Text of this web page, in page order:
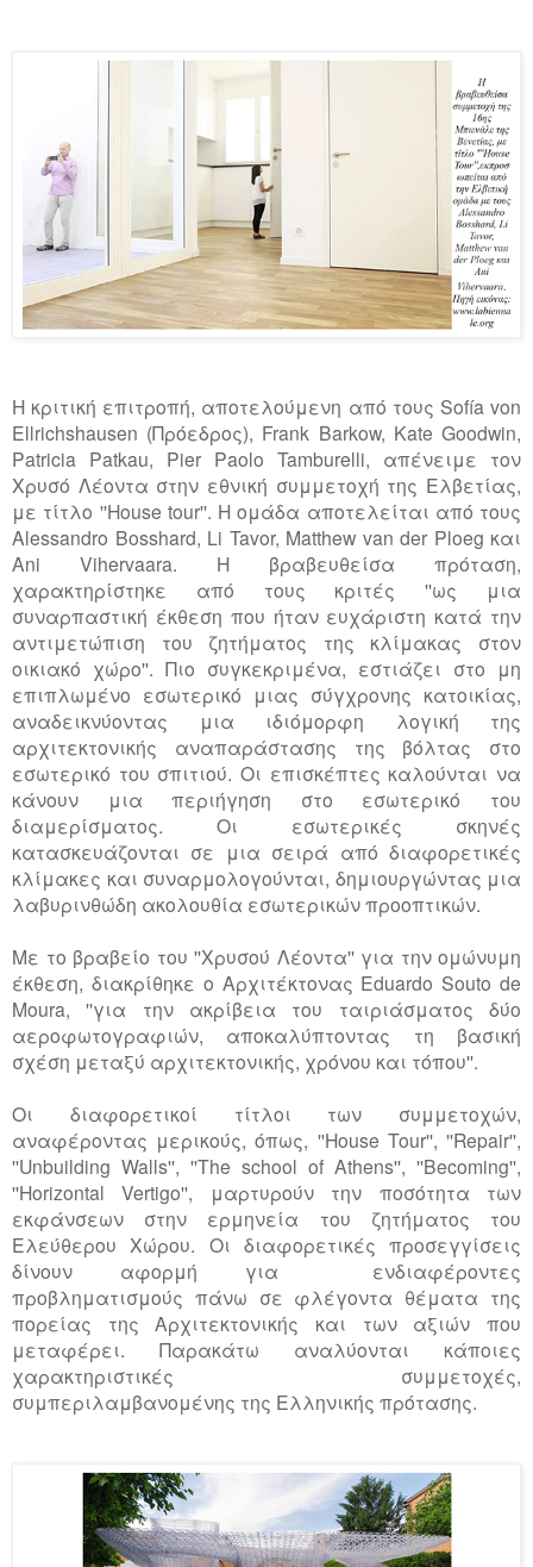
Η κριτική επιτροπή, αποτελούμενη από τους Sofía von
Ellrichshausen (Πρόεδρος), Frank Barkow, Kate Goodwin,
Patricia Patkau, Pier Paolo Tamburelli, απένειμε τον
Χρυσό Λέοντα στην εθνική συμμετοχή της Ελβετίας,
με τίτλο ''Ηοuse tour''. Η ομάδα αποτελείται από τους
Alessandro Bosshard, Li Tavor, Matthew van der Ploeg και
Ani Vihervaara. Η βραβευθείσα πρόταση,
χαρακτηρίστηκε από τους κριτές ''ως μια
συναρπαστική έκθεση που ήταν ευχάριστη κατά την
αντιμετώπιση του ζητήματος της κλίμακας στον
οικιακό χώρο''. Πιο συγκεκριμένα, εστιάζει στο μη
επιπλωμένο εσωτερικό μιας σύγχρονης κατοικίας,
αναδεικνύοντας μια ιδιόμορφη λογική της
αρχιτεκτονικής αναπαράστασης της βόλτας στο
εσωτερικό του σπιτιού. Οι επισκέπτες καλούνται να
κάνουν μια περιήγηση στο εσωτερικό του
διαμερίσματος. Οι εσωτερικές σκηνές
κατασκευάζονται σε μια σειρά από διαφορετικές
κλίμακες και συναρμολογούνται, δημιουργώντας μια
λαβυρινθώδη ακολουθία εσωτερικών προοπτικών.
Με το βραβείο του ''Χρυσού Λέοντα'' για την ομώνυμη
έκθεση, διακρίθηκε ο Αρχιτέκτονας Eduardo Souto de
Moura, ''για την ακρίβεια του ταιριάσματος δύο
αεροφωτογραφιών, αποκαλύπτοντας τη βασική
σχέση μεταξύ αρχιτεκτονικής, χρόνου και τόπου''.
Οι διαφορετικοί τίτλοι των συμμετοχών,
αναφέροντας μερικούς, όπως, ''House Tour'', ''Repair'',
''Unbuilding Walls'', ''The school of Athens'', ''Becoming'',
''Horizontal Vertigo'', μαρτυρούν την ποσότητα των
εκφάνσεων στην ερμηνεία του ζητήματος του
Ελεύθερου Χώρου. Οι διαφορετικές προσεγγίσεις
δίνουν αφορμή για ενδιαφέροντες
προβληματισμούς πάνω σε φλέγοντα θέματα της
πορείας της Αρχιτεκτονικής και των αξιών που
μεταφέρει. Παρακάτω αναλύονται κάποιες
χαρακτηριστικές συμμετοχές,
συμπεριλαμβανομένης της Ελληνικής πρότασης.